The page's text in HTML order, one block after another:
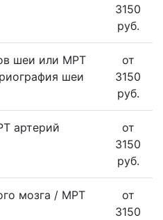
3150
руб.
шеи или МРТ
шеи
от
3150
руб.
артерий
от
3150
руб.
мозга / МРТ
от
3150